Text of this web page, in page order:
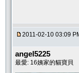
2011-02-10 03:09
angel5225
最愛: 16姨家的貓寶貝